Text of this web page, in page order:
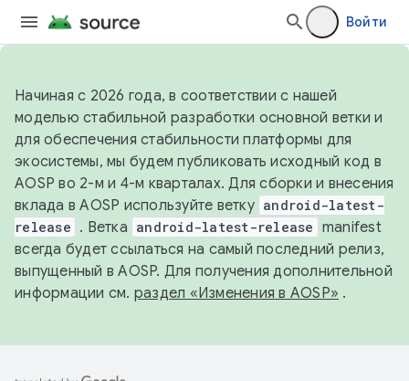
Войти
Начиная с 2026 года, в соответствии с нашей
моделью стабильной разработки основной ветки и
для обеспечения стабильности платформы для
экосистемы, мы будем публиковать исходный код в
AOSP во 2-м и 4-м кварталах. Для сборки и внесения
вклада в AOSP используйте ветку android-latest-
release . Ветка android-latest-release manifest
всегда будет ссылаться на самый последний релиз,
выпущенный в AOSP. Для получения дополнительной
информации см. раздел «Изменения в AOSP» .